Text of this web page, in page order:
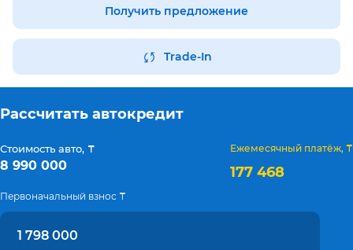
Получить предложение
Trade-In
Рассчитать автокредит
Стоимость авто, ₸
8 990 000
Ежемесячный платёж, ₸
177 468
Первоначальный взнос ₸